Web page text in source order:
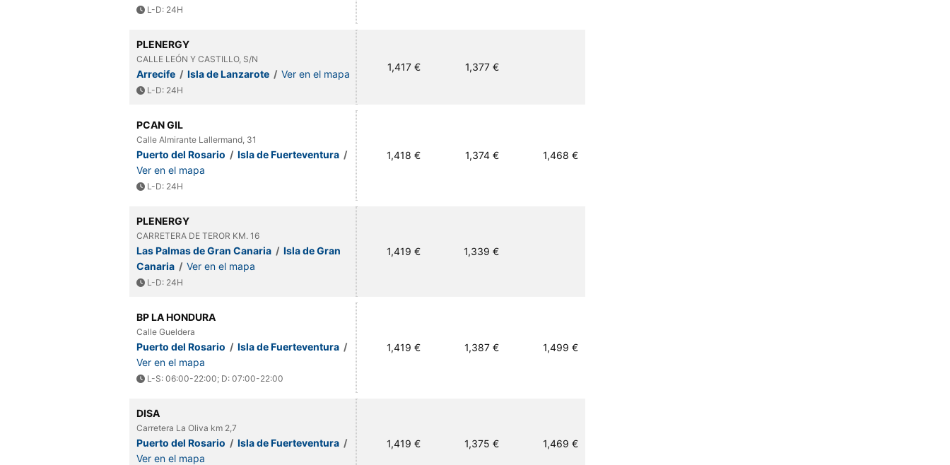
L-D: 24H
PLENERGY
CALLE LEÓN Y CASTILLO, S/N
Arrecife / Isla de Lanzarote / Ver en el mapa
L-D: 24H
1,417 € 1,377 €
PCAN GIL
Calle Almirante Lallermand, 31
Puerto del Rosario / Isla de Fuerteventura /
Ver en el mapa
L-D: 24H
1,418 € 1,374 € 1,468 €
PLENERGY
CARRETERA DE TEROR KM. 16
Las Palmas de Gran Canaria / Isla de Gran
Canaria / Ver en el mapa
L-D: 24H
1,419 € 1,339 €
BP LA HONDURA
Calle Gueldera
Puerto del Rosario / Isla de Fuerteventura /
Ver en el mapa
L-S: 06:00-22:00; D: 07:00-22:00
1,419 € 1,387 € 1,499 €
DISA
Carretera La Oliva km 2,7
Puerto del Rosario / Isla de Fuerteventura /
Ver en el mapa
1,419 € 1,375 € 1,469 €